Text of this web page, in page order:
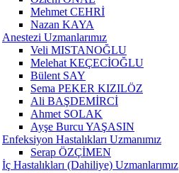
Mehmet CEHRİ
Nazan KAYA
Anestezi Uzmanlarımız
Veli MISTANOĞLU
Melehat KEÇECİOĞLU
Bülent SAY
Sema PEKER KIZILÖZ
Ali BAŞDEMİRCİ
Ahmet SOLAK
Ayşe Burcu YAŞASIN
Enfeksiyon Hastalıkları Uzmanımız
Serap ÖZÇİMEN
İç Hastalıkları (Dahiliye) Uzmanlarımız